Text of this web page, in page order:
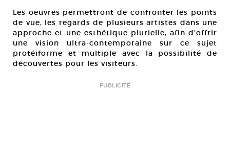
Les oeuvres permettront de confronter les points
de vue, les regards de plusieurs artistes dans une
approche et une esthétique plurielle, afin d’offrir
une vision ultra-contemporaine sur ce sujet
protéiforme et multiple avec la possibilité de
découvertes pour les visiteurs.
PUBLICITÉ